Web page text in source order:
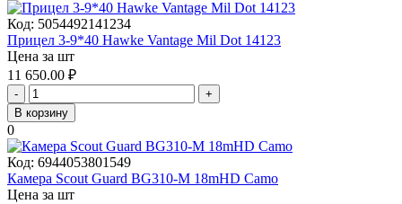
Код: 5054492141234
Прицел 3-9*40 Hawke Vantage Mil Dot 14123
Цена за шт
11 650.00 ₽
-
+
В корзину
0
Код: 6944053801549
Камера Scout Guard BG310-M 18mHD Camo
Цена за шт